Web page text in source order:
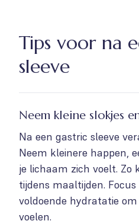
Tips voor na
sleeve
Neem kleine slokjes
Na een gastric sleeve
Neem kleinere happen,
je lichaam zich voelt. Zo
tijdens maaltijden.
voldoende hydratatie
voelen.